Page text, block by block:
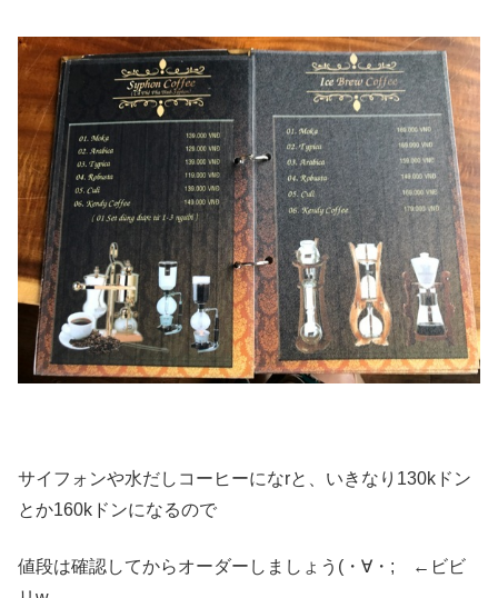
サイフォンや水だしコーヒーになrと、いきなり130kドン
とか160kドンになるので
値段は確認してからオーダーしましょう(・∀・; ←ビビ